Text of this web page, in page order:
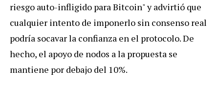
riesgo auto-infligido para Bitcoin" y advirtió que
cualquier intento de imponerlo sin consenso real
podría socavar la confianza en el protocolo.De
hecho, el apoyo de nodos a la propuesta se
mantiene por debajo del 10%.